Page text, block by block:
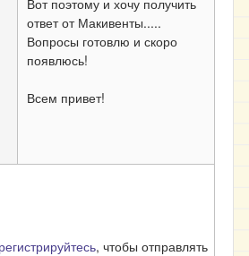
Вот поэтому и хочу получить
ответ от Макивенты.....
Вопросы готовлю и скоро
появлюсь!
Всем привет!
, чтобы отправлять